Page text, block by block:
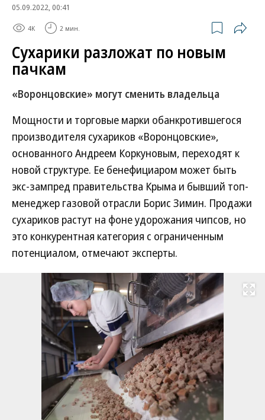
05.09.2022, 00:41
4K 2 мин.
Сухарики разложат по новым
пачкам
«Воронцовские» могут сменить владельца
Мощности и торговые марки обанкротившегося
производителя сухариков «Воронцовские»,
основанного Андреем Коркуновым, переходят к
новой структуре. Ее бенефициаром может быть
экс-зампред правительства Крыма и бывший топ-
менеджер газовой отрасли Борис Зимин. Продажи
сухариков растут на фоне удорожания чипсов, но
это конкурентная категория с ограниченным
потенциалом, отмечают эксперты.
Развернуть